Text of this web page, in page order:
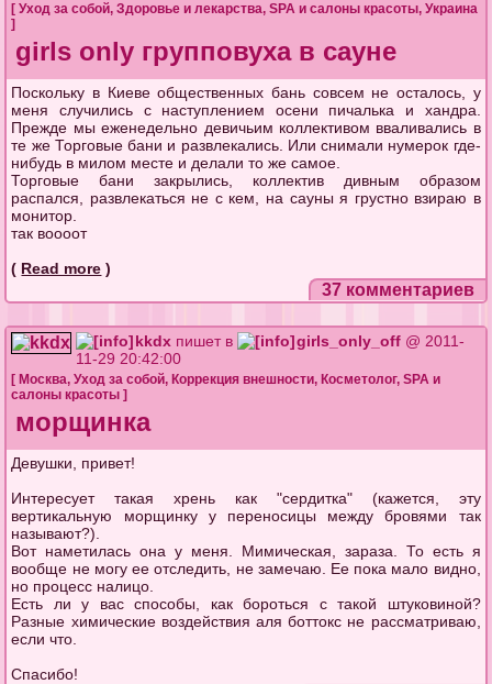
[Уход за собой,Здоровье и лекарства,SPA и салоны красоты,Украина
]
girls only групповуха в сауне
Поскольку в Киеве общественных бань совсем не осталось, у
меня случились с наступлением осени пичалька и хандра.
Прежде мы еженедельно девичьим коллективом вваливались в
те же Торговые бани и развлекались. Или снимали нумерок где-
нибудь в милом месте и делали то же самое.
Торговые бани закрылись, коллектив дивным образом
распался, развлекаться не с кем, на сауны я грустно взираю в
монитор.
так воооот
( Read more )
37 комментариев
kkdx пишет в girls_only_off @ 2011-
11-29 20:42:00
[ Москва,Уход за собой, Коррекция внешности, Косметолог,SPA и
салоны красоты ]
морщинка
Девушки, привет!
Интересует такая хрень как "сердитка" (кажется, эту
вертикальную морщинку у переносицы между бровями так
называют?).
Вот наметилась она у меня. Мимическая, зараза. То есть я
вообще не могу ее отследить, не замечаю. Ее пока мало видно,
но процесс налицо.
Есть ли у вас способы, как бороться с такой штуковиной?
Разные химические воздействия аля боттокс не рассматриваю,
если что.
Спасибо!